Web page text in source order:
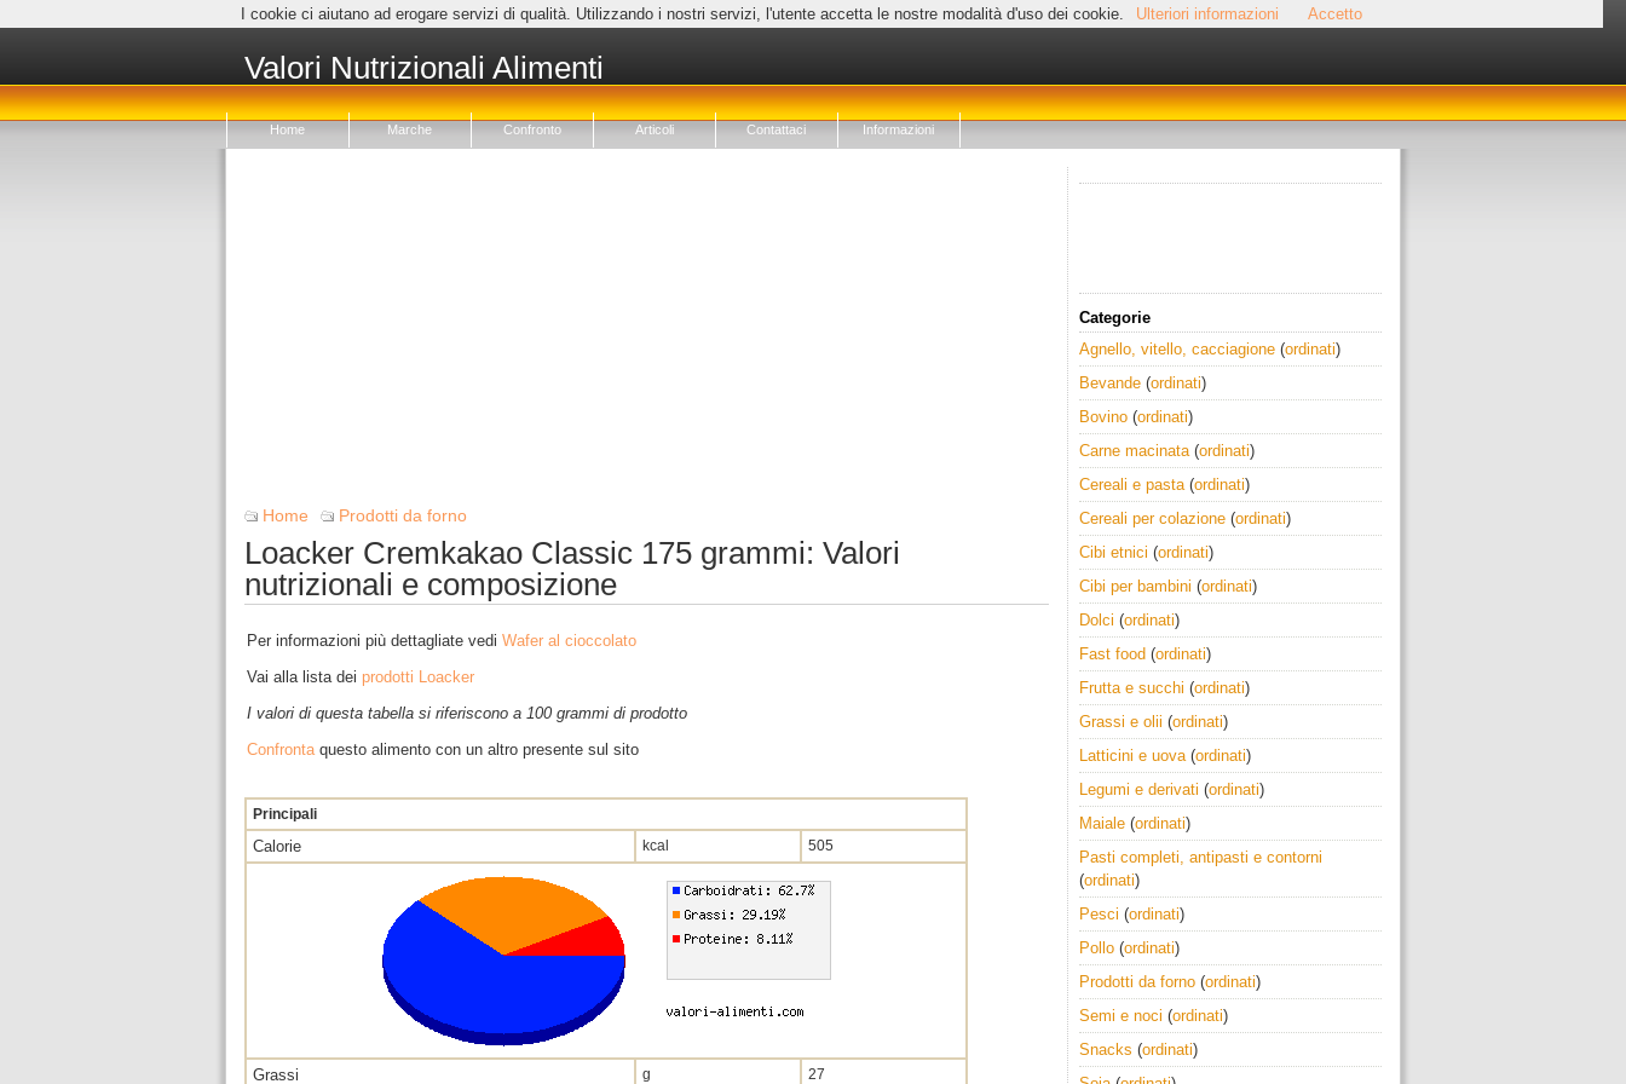
I cookie ci aiutano ad erogare servizi di qualità. Utilizzando i nostri servizi, l'utente accetta le nostre modalità d'uso dei cookie. Ulteriori informazioni Accetto
Valori Nutrizionali Alimenti
Home Marche Confronto Articoli Contattaci Informazioni
Home Prodotti da forno
Loacker Cremkakao Classic 175 grammi: Valori
nutrizionali e composizione
Per informazioni più dettagliate vedi Wafer al cioccolato
Vai alla lista dei prodotti Loacker
I valori di questa tabella si riferiscono a 100 grammi di prodotto
Confrontaquesto alimento con un altro presente sul sito
Principali
Calorie kcal 505
Grassi g 27
Categorie
Agnello, vitello, cacciagione (ordinati)
Bevande (ordinati)
Bovino (ordinati)
Carne macinata(ordinati)
Cereali e pasta(ordinati)
Cereali per colazione (ordinati)
Cibi etnici (ordinati)
Cibi per bambini (ordinati)
Dolci (ordinati)
Fast food (ordinati)
Frutta e succhi (ordinati)
Grassi e olii (ordinati)
Latticini e uova(ordinati)
Legumi e derivati (ordinati)
Maiale (ordinati)
Pasti completi, antipasti e contorni
(ordinati)
Pesci (ordinati)
Pollo (ordinati)
Prodotti da forno (ordinati)
Semi e noci (ordinati)
Snacks (ordinati)